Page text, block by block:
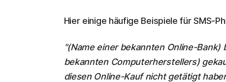
Hier einige häufige Beispiele für SMS-
"(Name einer bekannten Online-
bekannten Computerherstellers)
diesen Online-Kauf nicht getätigt